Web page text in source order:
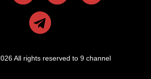
All rights reserved to 9 channel